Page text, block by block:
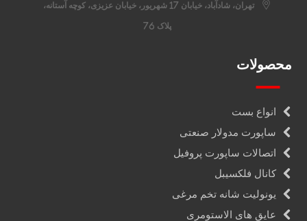
تهران، شادآباد، خیابان 17 شهریور، خیابان عزیزی، کوچه آستانه،
پلاک 76
محصولات
انواع بست
ساپورت مدولار صنعتی
اتصالات ساپورت پروفیل
کانال فلکسیبل
یونولیت شانه تخم مرغی
عایق های الاستومری